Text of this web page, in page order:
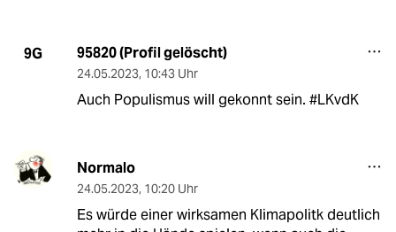
9G 95820 (Profil gelöscht)
24.05.2023, 10:43 Uhr
Auch Populismus will gekonnt sein. #LKvdK
Normalo
24.05.2023, 10:20 Uhr
Es würde einer wirksamen Klimapolitk deutlich